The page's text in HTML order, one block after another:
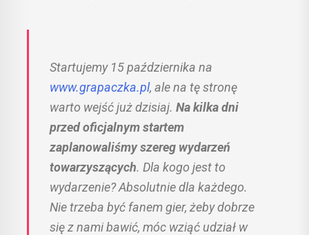
Startujemy 15 października na
www.grapaczka.pl, ale na tę stronę
warto wejść już dzisiaj. Na kilka dni
przed oficjalnym startem
zaplanowaliśmy szereg wydarzeń
towarzyszących. Dla kogo jest to
wydarzenie? Absolutnie dla każdego.
Nie trzeba być fanem gier, żeby dobrze
się z nami bawić, móc wziąć udział w